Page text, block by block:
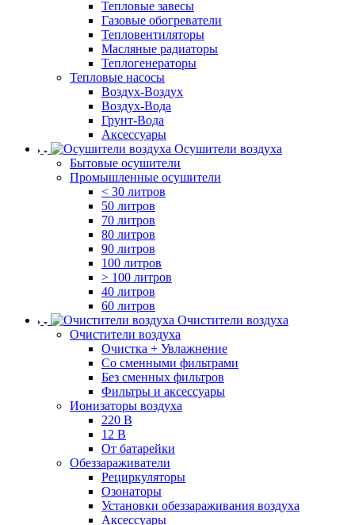
Тепловые завесы
Газовые обогреватели
Тепловентиляторы
Масляные радиаторы
Теплогенераторы
Тепловые насосы
Воздух-Воздух
Воздух-Вода
Грунт-Вода
Аксессуары
Осушители воздуха
Бытовые осушители
Промышленные осушители
< 30 литров
50 литров
70 литров
80 литров
90 литров
100 литров
> 100 литров
40 литров
60 литров
Очистители воздуха
Очистители воздуха
Очистка + Увлажнение
Cо сменными фильтрами
Без сменных фильтров
Фильтры и аксессуары
Ионизаторы воздуха
220 В
12 В
От батарейки
Обеззараживатели
Рециркуляторы
Озонаторы
Установки обеззараживания воздуха
Аксессуары